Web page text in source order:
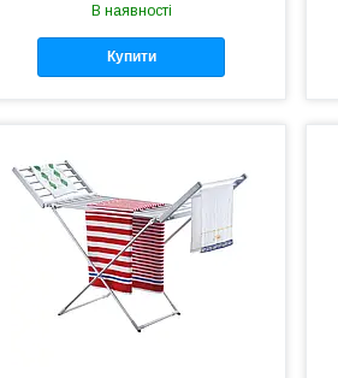
В наявності
Купити